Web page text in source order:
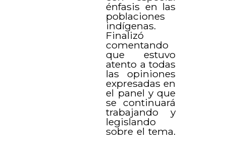
énfasis en las
poblaciones
indígenas.
Finalizó
comentando
que estuvo
atento a todas
las opiniones
expresadas en
el panel y que
se continuará
trabajando y
legislando
sobre el tema.